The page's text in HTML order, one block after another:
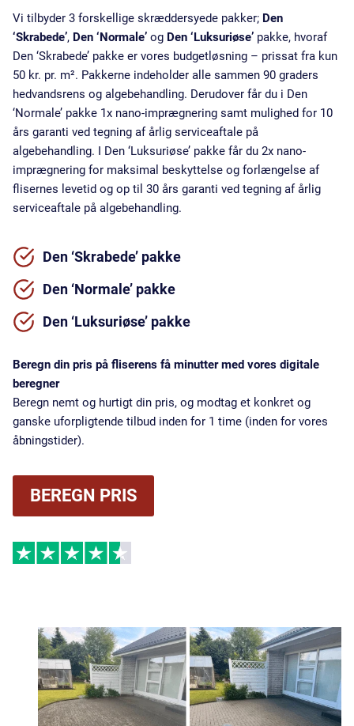
Vi tilbyder 3 forskellige skræddersyede pakker; Den
‘Skrabede’, Den ‘Normale’ og Den ‘Luksuriøse’ pakke, hvoraf
Den ‘Skrabede’ pakke er vores budgetløsning – prissat fra kun
50 kr. pr. m². Pakkerne indeholder alle sammen 90 graders
hedvandsrens og algebehandling. Derudover får du i Den
‘Normale’ pakke 1x nano-imprægnering samt mulighed for 10
års garanti ved tegning af årlig serviceaftale på
algebehandling. I Den ‘Luksuriøse’ pakke får du 2x nano-
imprægnering for maksimal beskyttelse og forlængelse af
flisernes levetid og op til 30 års garanti ved tegning af årlig
serviceaftale på algebehandling.
Den ‘Skrabede’ pakke
Den ‘Normale’ pakke
Den ‘Luksuriøse’ pakke
Beregn din pris på fliserens få minutter med vores digitale
beregner
Beregn nemt og hurtigt din pris, og modtag et konkret og
ganske uforpligtende tilbud inden for 1 time (inden for vores
åbningstider).
BEREGN PRIS